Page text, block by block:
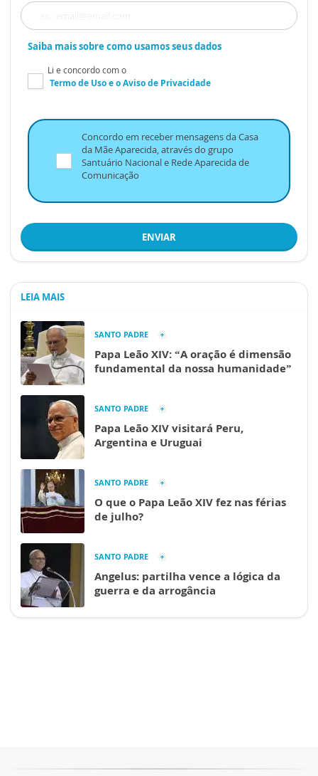
Saiba mais sobre como usamos seus dados
Li e concordo com o
Termo de Usoe oAviso de Privacidade
Concordo em receber mensagens da Casa
da Mãe Aparecida, através do grupo
Santuário Nacional e Rede Aparecida de
Comunicação
ENVIAR
LEIA MAIS
SANTO PADRE
Papa Leão XIV: “A oração é dimensão
fundamental da nossa humanidade”
SANTO PADRE
Papa Leão XIV visitará Peru,
Argentina e Uruguai
SANTO PADRE
O que o Papa Leão XIV fez nas férias
de julho?
SANTO PADRE
Angelus: partilha vence a lógica da
guerra e da arrogância